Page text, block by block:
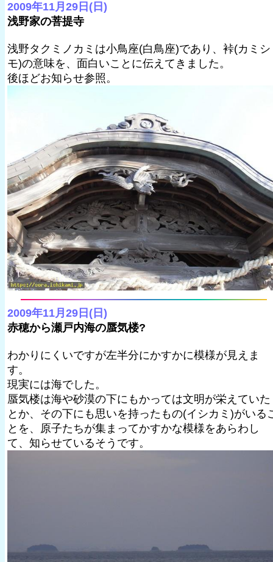
2009年11月29日(日)
浅野家の菩提寺
浅野タクミノカミは小鳥座(白鳥座)であり、裃(カミシ
モ)の意味を、面白いことに伝えてきました。
後ほどお知らせ参照。
2009年11月29日(日)
赤穂から瀬戸内海の蜃気楼?
わかりにくいですが左半分にかすかに模様が見えま
す。
現実には海でした。
蜃気楼は海や砂漠の下にもかっては文明が栄えていた
とか、その下にも思いを持ったもの(イシカミ)がいる
とを、原子たちが集まってかすかな模様をあらわし
て、知らせているそうです。